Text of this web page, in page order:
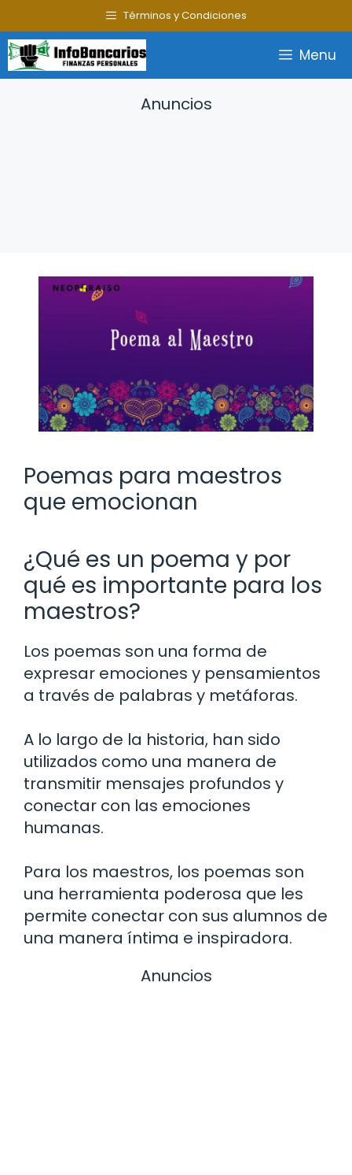
al
contenido
Términos y Condiciones
Menu
Anuncios
Poemas para maestros
que emocionan
¿Qué es un poema y por
qué es importante para los
maestros?
Los poemas son una forma de
expresar emociones y pensamientos
a través de palabras y metáforas.
A lo largo de la historia, han sido
utilizados como una manera de
transmitir mensajes profundos y
conectar con las emociones
humanas.
Para los maestros, los poemas son
una herramienta poderosa que les
permite conectar con sus alumnos de
una manera íntima e inspiradora.
Anuncios